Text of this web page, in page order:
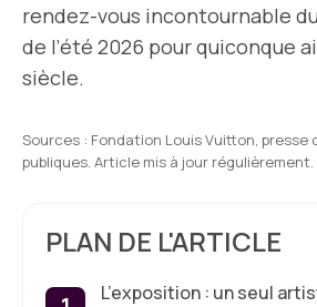
rendez-vous incontournable
de l’été 2026 pour quiconque
siècle.
Sources : Fondation Louis Vuitton,
publiques. Article mis à jour régulièrement.
PLAN DE L'ARTICLE
L’exposition : un seul